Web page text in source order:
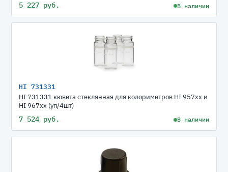
5 227 руб. В наличии
HI 731331
HI 731331 кювета стеклянная для колориметров HI 957xx и
HI 967xx (уп/4шт)
7 524 руб. В наличии